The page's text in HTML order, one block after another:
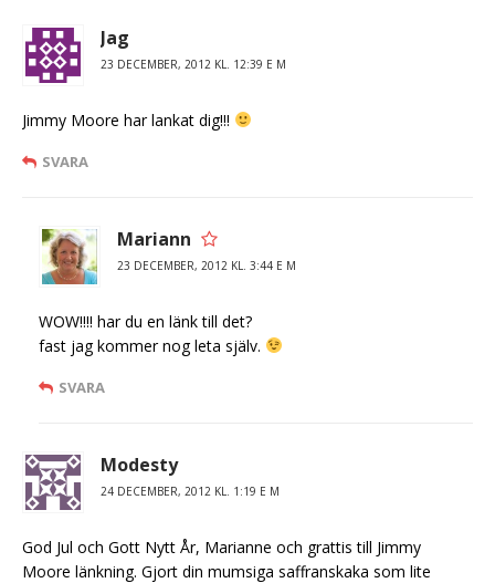
Jag
23 DECEMBER, 2012 KL. 12:39 E M
Jimmy Moore har lankat dig!!!
SVARA
Mariann
23 DECEMBER, 2012 KL. 3:44 E M
WOW!!!! har du en länk till det?
fast jag kommer nog leta själv.
SVARA
Modesty
24 DECEMBER, 2012 KL. 1:19 E M
God Jul och Gott Nytt År, Marianne och grattis till Jimmy
Moore länkning. Gjort din mumsiga saffranskaka som lite